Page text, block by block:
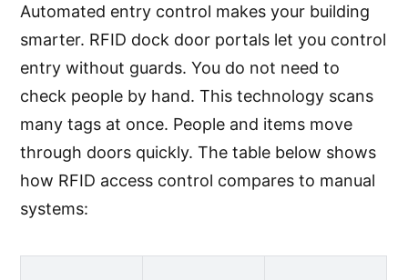
Automated entry control makes your building
smarter. RFID dock door portals let you control
entry without guards. You do not need to
check people by hand. This technology scans
many tags at once. People and items move
through doors quickly. The table below shows
how RFID access control compares to manual
systems: